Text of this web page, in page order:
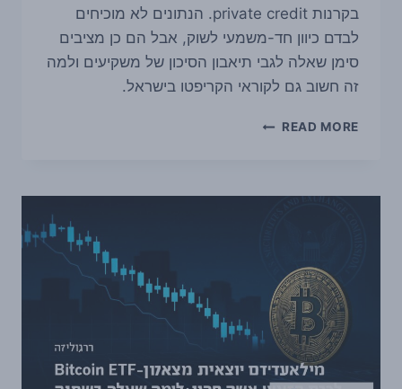
בקרנות private credit. הנתונים לא מוכיחים
לבדם כיוון חד-משמעי לשוק, אבל הם כן מציבים
סימן שאלה לגבי תיאבון הסיכון של משקיעים ולמה
זה חשוב גם לקוראי הקריפטו בישראל.
READ MORE מיליארדים
על
על
הסיכון
בשוק